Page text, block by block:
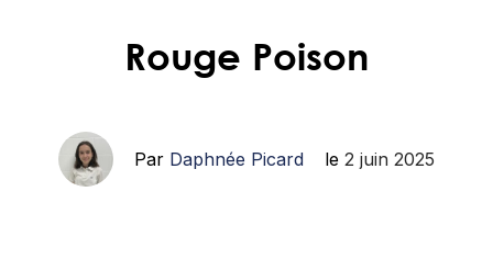
Rouge Poison
Par Daphnée Picard le 2 juin 2025